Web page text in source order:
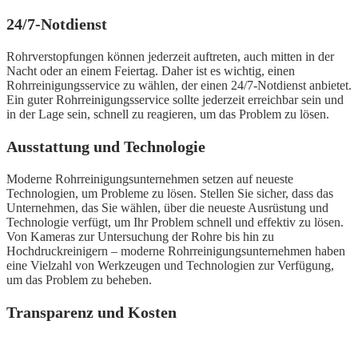
24/7-Notdienst
Rohrverstopfungen können jederzeit auftreten, auch mitten in der
Nacht oder an einem Feiertag. Daher ist es wichtig, einen
Rohrreinigungsservice zu wählen, der einen 24/7-Notdienst anbietet.
Ein guter Rohrreinigungsservice sollte jederzeit erreichbar sein und
in der Lage sein, schnell zu reagieren, um das Problem zu lösen.
Ausstattung und Technologie
Moderne Rohrreinigungsunternehmen setzen auf neueste
Technologien, um Probleme zu lösen. Stellen Sie sicher, dass das
Unternehmen, das Sie wählen, über die neueste Ausrüstung und
Technologie verfügt, um Ihr Problem schnell und effektiv zu lösen.
Von Kameras zur Untersuchung der Rohre bis hin zu
Hochdruckreinigern – moderne Rohrreinigungsunternehmen haben
eine Vielzahl von Werkzeugen und Technologien zur Verfügung,
um das Problem zu beheben.
Transparenz und Kosten